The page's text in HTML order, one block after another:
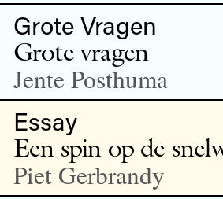
Grote Vragen
Grote vragen
Jente Posthuma
Essay
Een spin op de
Piet Gerbrandy